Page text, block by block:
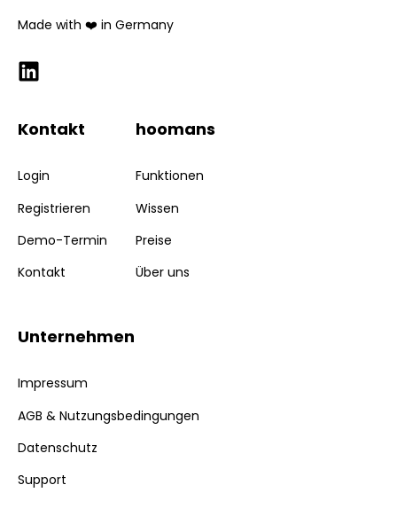
Made with ❤️ in Germany
Kontakt
Login
Registrieren
Demo-Termin
Kontakt
hoomans
Funktionen
Wissen
Preise
Über uns
Unternehmen
Impressum
AGB & Nutzungsbedingungen
Datenschutz
Support